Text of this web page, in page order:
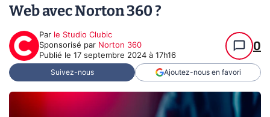
Web avec Norton 360 ?
Par le Studio Clubic
sponsorisé par Norton 360
Publié le 17 septembre 2024 à 17h16
0
Suivez-nous Ajoutez-nous en favori